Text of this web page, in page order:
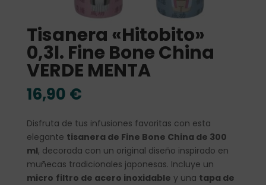
Tisanera «Hitobito»
0,3l. Fine Bone China
VERDE MENTA
16,90 €
Disfruta de tus infusiones favoritas con esta
elegante tisanera de Fine Bone China de 300
ml, decorada con un original diseño inspirado en
muñecas tradicionales japonesas. Incluye un
micro filtro de acero inoxidable y una tapa de